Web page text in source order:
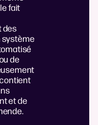
fait
des
système
de
et de